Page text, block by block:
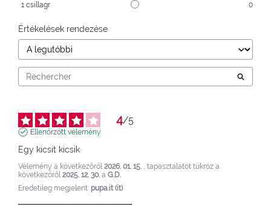
1 csillagr 0
Értékelések rendezése
4/5
Ellenőrzött vélemény
Egy kicsit kicsik
Vélemény a következőről 2026. 01. 15. , tapasztalatot tükröz a
következőről 2025. 12. 30. a G.D.
Eredetileg megjelent: pupa.it (it)